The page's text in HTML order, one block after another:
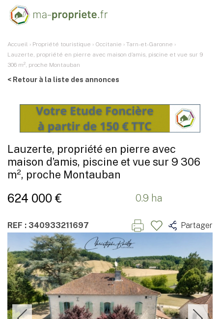
Accueil › Propriété touristique › Occitanie › Tarn-et-Garonne ›
Lauzerte, propriété en pierre avec maison d’amis, piscine et vue sur 9
306 m², proche Montauban
< Retour à la liste des annonces
Lauzerte, propriété en pierre avec
maison d’amis, piscine et vue sur 9 306
m², proche Montauban
624 000 € 0.9 ha
REF : 340933211697 Partager